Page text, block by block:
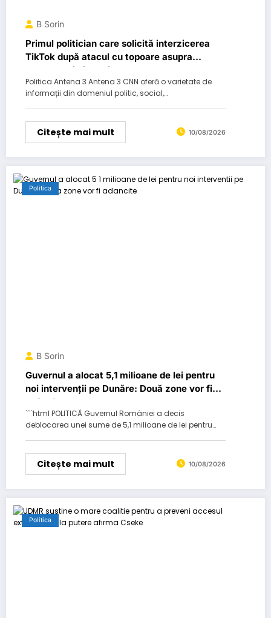
B Sorin
Primul politician care solicită interzicerea
TikTok după atacul cu topoare asupra
ambulanței din Cluj: „De…
Politica Antena 3 Antena 3 CNN oferă o varietate de
informații din domeniul politic, social,…
Citește mai mult 10/08/2026
Politica
B Sorin
Guvernul a alocat 5,1 milioane de lei pentru
noi intervenții pe Dunăre: Două zone vor fi
adâncite…
```html POLITICĂ Guvernul României a decis
deblocarea unei sume de 5,1 milioane de lei pentru…
Citește mai mult 10/08/2026
Politica